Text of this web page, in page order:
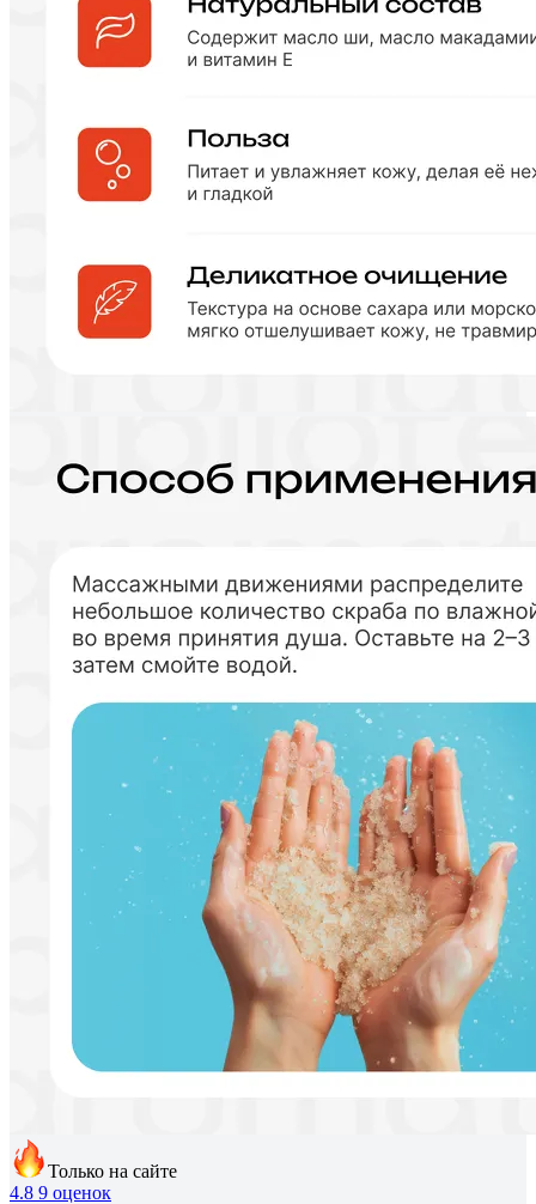
Только на сайте
4.8 9 оценок